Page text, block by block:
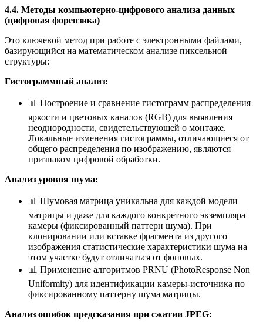
4.4. Методы компьютерно-цифрового анализа данных
(цифровая форензика)
Это ключевой метод при работе с электронными файлами,
базирующийся на математическом анализе пиксельной
структуры:
Гистограммный анализ:
📊 Построение и сравнение гистограмм распределения
яркости и цветовых каналов (RGB) для выявления
неоднородности, свидетельствующей о монтаже.
Локальные изменения гистограммы, отличающиеся от
общего распределения по изображению, являются
признаком цифровой обработки.
Анализ уровня шума:
📊 Шумовая матрица уникальна для каждой модели
матрицы и даже для каждого конкретного экземпляра
камеры (фиксированный паттерн шума). При
клонировании или вставке фрагмента из другого
изображения статистические характеристики шума на
этом участке будут отличаться от фоновых.
📊 Применение алгоритмов PRNU (PhotoResponse Non
Uniformity) для идентификации камеры-источника по
фиксированному паттерну шума матрицы.
Анализ ошибок предсказания при сжатии JPEG: